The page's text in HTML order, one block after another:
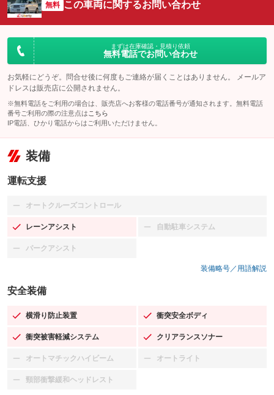
無料 この車両に関するお問い合わせ
まずは在庫確認・見積り依頼
無料電話でお問い合わせ
お気軽にどうぞ。問合せ後に何度もご連絡が届くことはありません。 メールア
ドレスは販売店に公開されません。
※無料電話をご利用の場合は、販売店へお客様の電話番号が通知されます。無料電話
番号ご利用の際の注意点は こちら
IP電話、ひかり電話からはご利用いただけません。
装備
運転支援
オートクルーズコントロール
：装備なし
レーンアシスト
：装備あり 自動駐車システム
：装備なし
パークアシスト
：装備なし
装備略号／用語解説
安全装備
横滑り防止装置
：装備あり 衝突安全ボディ
：装備あり
衝突被害軽減システム
：装備あり クリアランスソナー
：装備あり
オートマチックハイビーム
：装備なし オートライト
：装備なし
頸部衝撃緩和ヘッドレスト
：装備なし